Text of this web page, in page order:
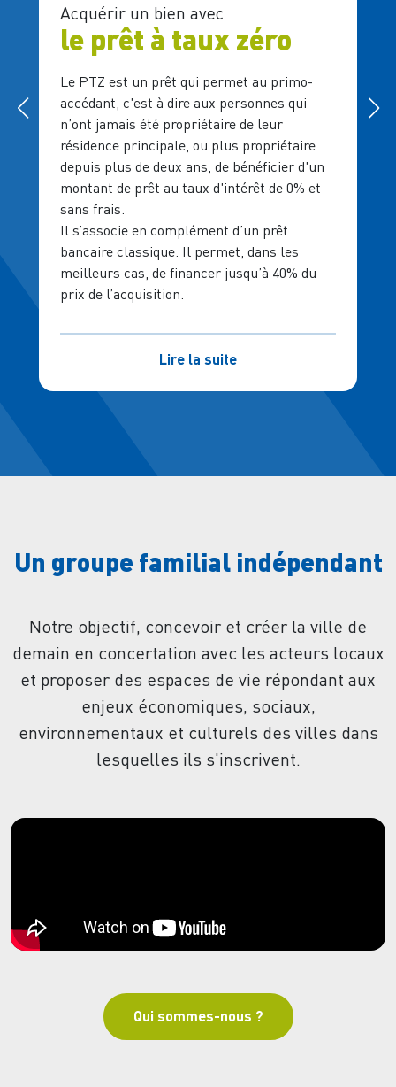
Acquérir un bien avec
le prêt à taux zéro
Le PTZ est un prêt qui permet au primo-
accédant, c'est à dire aux personnes qui
n’ont jamais été propriétaire de leur
résidence principale, ou plus propriétaire
depuis plus de deux ans, de bénéficier d'un
montant de prêt au taux d'intérêt de 0% et
sans frais.
Il s’associe en complément d’un prêt
bancaire classique. Il permet, dans les
meilleurs cas, de financer jusqu’à 40% du
prix de l’acquisition.
Lire la suite
a
Un groupe familial indépendant
Notre objectif, concevoir et créer la ville de
demain en concertation avec les acteurs locaux
et proposer des espaces de vie répondant aux
enjeux économiques, sociaux,
environnementaux et culturels des villes dans
lesquelles ils s'inscrivent.
Qui sommes-nous ?